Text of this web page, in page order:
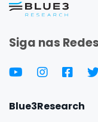
Siga nas
Blue3Research